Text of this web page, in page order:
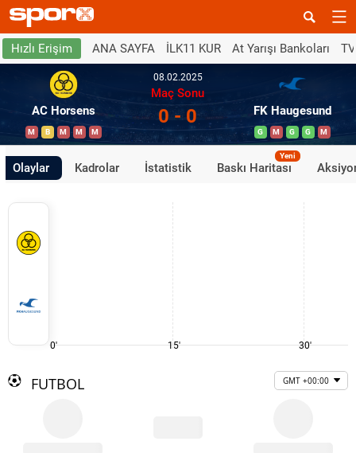
Hızlı Erişim ANA SAYFA İLK11 KUR At Yarışı Bankoları
AC Horsens
M B M M M
08.02.2025
Maç Sonu
0 - 0 FK Haugesund
G M G G M
Olaylar Kadrolar İstatistik Baskı Haritası
Yeni
0' 15' 30'
FUTBOL GMT +00:00